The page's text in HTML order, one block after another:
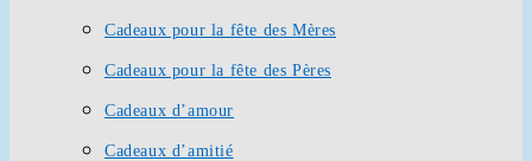
Cadeaux pour la fête des Mères
Cadeaux pour la fête des Pères
Cadeaux d’amour
Cadeaux d’amitié